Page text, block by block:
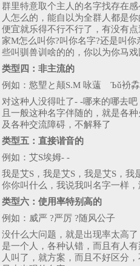
群里特意取个主人的名字找存在
人怎么的，能自以为全群人都是
便宜就乐得不行不行了，有没有
家M怎么叫你?叫你名字?还是叫
些叫驯兽训啥的的，你以为你马戏
类型四： 非主流的
例如：慾朢と颠S.M 咏薳ゞЪǔ衯
对这种人没得吐了- -哪来的哪去
且一般这种名字伴随的，就是各
及各种交流障碍，不解释了
类型五：直接谐音的
例如：艾S埃姆- -
我是艾S，我是艾S，我是艾S，
你你叫什么，我说我叫名字一样
类型六： 使用率特别高的
例如：威严 ?严厉 ?随风公子
没什么大问题，就是出现率太高
是一个人，各种认错，而且有人
人叫了，就方案，而且不好区分